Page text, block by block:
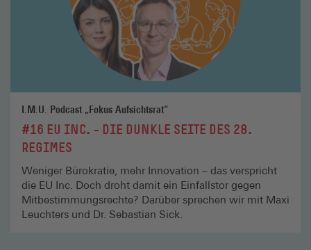
I.M.U. Podcast „Fokus Aufsichtsrat“
#16 EU INC. – DIE DUNKLE SEITE DES 28.
REGIMES
Weniger Bürokratie, mehr Innovation – das verspricht
die EU Inc. Doch droht damit ein Einfallstor gegen
Mitbestimmungsrechte? Darüber sprechen wir mit Maxi
Leuchters und Dr. Sebastian Sick.